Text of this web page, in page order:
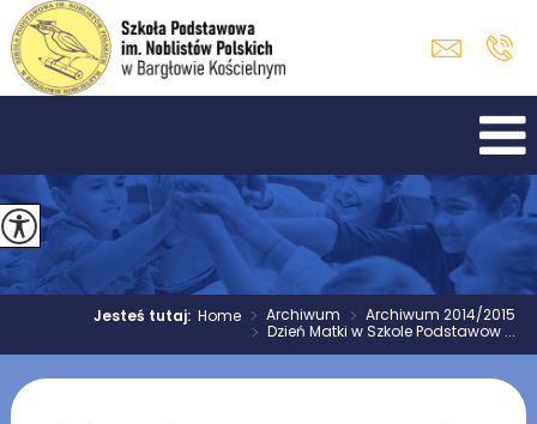
Jesteś tutaj:Home > Archiwum > Archiwum 2014/2015
> Dzień Matki w Szkole Podstawow ...